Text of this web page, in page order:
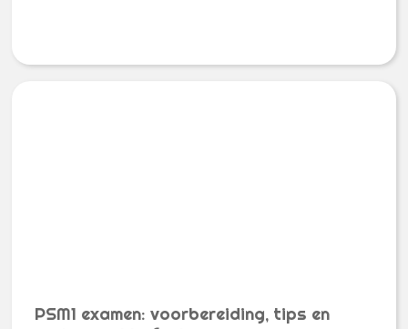
PSM1 examen: voorbereiding, tips en